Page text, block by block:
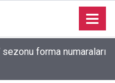
forma numaraları